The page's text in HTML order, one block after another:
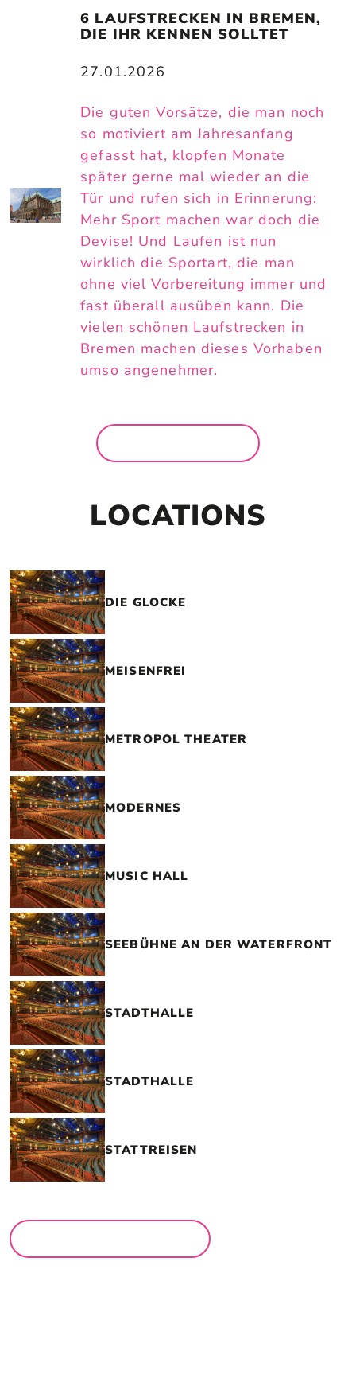
6 LAUFSTRECKEN IN BREMEN,
DIE IHR KENNEN SOLLTET
27.01.2026
Die guten Vorsätze, die man noch
so motiviert am Jahresanfang
gefasst hat, klopfen Monate
später gerne mal wieder an die
Tür und rufen sich in Erinnerung:
Mehr Sport machen war doch die
Devise! Und Laufen ist nun
wirklich die Sportart, die man
ohne viel Vorbereitung immer und
fast überall ausüben kann. Die
vielen schönen Laufstrecken in
Bremen machen dieses Vorhaben
umso angenehmer.
LOCATIONS
DIE GLOCKE
MEISENFREI
METROPOL THEATER
MODERNES
MUSIC HALL
SEEBÜHNE AN DER WATERFRONT
STADTHALLE
STADTHALLE
STATTREISEN